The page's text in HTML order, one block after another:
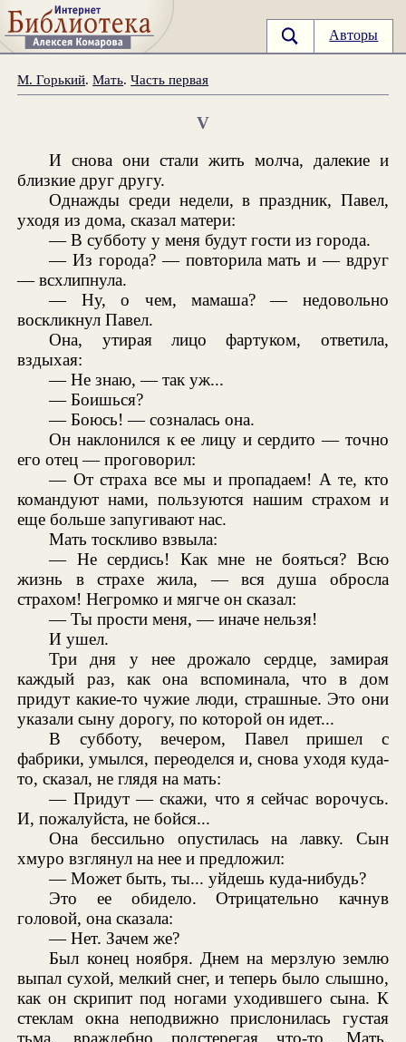
Авторы
М. Горький.Мать.Часть первая
V
И снова они стали жить молча, далекие и
близкие друг другу.
Однажды среди недели, в праздник, Павел,
уходя из дома, сказал матери:
— В субботу у меня будут гости из города.
— Из города? — повторила мать и — вдруг
— всхлипнула.
— Ну, о чем, мамаша? — недовольно
воскликнул Павел.
Она, утирая лицо фартуком, ответила,
вздыхая:
— Не знаю, — так уж...
— Боишься?
— Боюсь! — созналась она.
Он наклонился к ее лицу и сердито — точно
его отец — проговорил:
— От страха все мы и пропадаем! А те, кто
командуют нами, пользуются нашим страхом и
еще больше запугивают нас.
Мать тоскливо взвыла:
— Не сердись! Как мне не бояться? Всю
жизнь в страхе жила, — вся душа обросла
страхом! Негромко и мягче он сказал:
— Ты прости меня, — иначе нельзя!
И ушел.
Три дня у нее дрожало сердце, замирая
каждый раз, как она вспоминала, что в дом
придут какие-то чужие люди, страшные. Это они
указали сыну дорогу, по которой он идет...
В субботу, вечером, Павел пришел с
фабрики, умылся, переоделся и, снова уходя куда-
то, сказал, не глядя на мать:
— Придут — скажи, что я сейчас ворочусь.
И, пожалуйста, не бойся...
Она бессильно опустилась на лавку. Сын
хмуро взглянул на нее и предложил:
— Может быть, ты... уйдешь куда-нибудь?
Это ее обидело. Отрицательно качнув
головой, она сказала:
— Нет. Зачем же?
Был конец ноября. Днем на мерзлую землю
выпал сухой, мелкий снег, и теперь было слышно,
как он скрипит под ногами уходившего сына. К
стеклам окна неподвижно прислонилась густая
тьма, враждебно подстерегая что-то. Мать,